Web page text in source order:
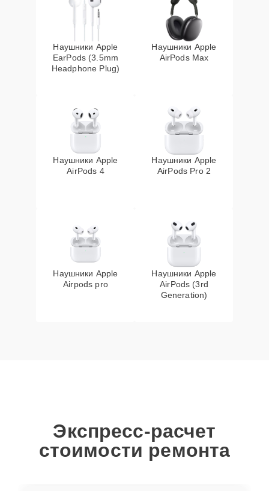
Наушники Apple
EarPods (3.5mm
Headphone Plug)
Наушники Apple
AirPods Max
Наушники Apple
AirPods 4
Наушники Apple
AirPods Pro 2
Наушники Apple
Airpods pro
Наушники Apple
AirPods (3rd
Generation)
Экспресс-расчет
стоимости ремонта